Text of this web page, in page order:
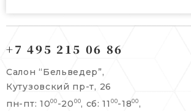
info@belveder-e.ru
Берсеневский переулок, 3/10с7
+7 495 477 45 43
info@belveder-e.ru
+7 495 215 06 86
Салон “Бельведер”,
Кутузовский пр-т, 26
пн-пт: 1000 -20 00, сб: 11 00-1800 ,